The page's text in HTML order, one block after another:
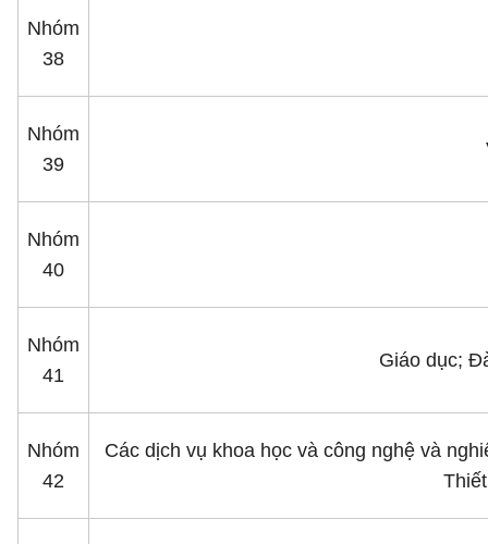
Nhóm
38
Nhóm
39
Nhóm
40
Nhóm
41
Giáo dục;
Nhóm
42
Các dịch vụ khoa học và công nghệ và